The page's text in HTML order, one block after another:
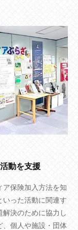
動を支援
ア保険加入方法を知
いった活動に関連す
決のために協力し
、個人や施設・団体